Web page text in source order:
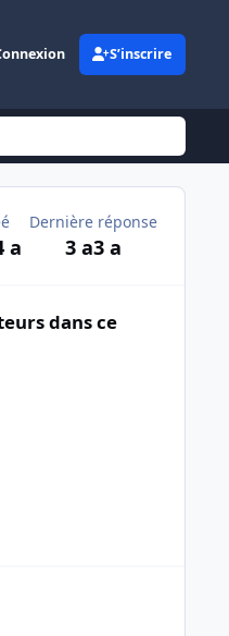
S’inscrire
a
Dernière réponse
3 a3 a
dans ce